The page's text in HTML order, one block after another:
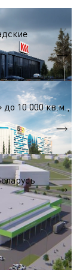
10 000 кв.м.,